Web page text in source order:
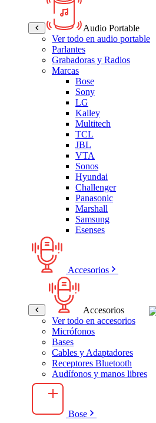
Audio Portable
Ver todo en audio portable
Parlantes
Grabadoras y Radios
Marcas
Bose
Sony
LG
Kalley
Multitech
TCL
JBL
VTA
Sonos
Hyundai
Challenger
Panasonic
Marshall
Samsung
Esenses
Accesorios
Accesorios
Ver todo en accesorios
Micrófonos
Bases
Cables y Adaptadores
Receptores Bluetooth
Audífonos y manos libres
Bose